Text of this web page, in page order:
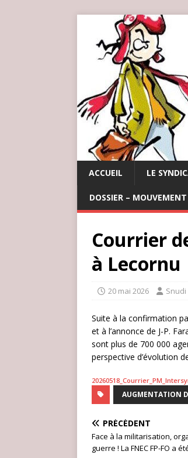
ACCUEIL LE
DOSSIER –
Courrier
à Lecornu
20 mai 2026 Snudi
Suite à la confirmation
et à l’annonce de J-P.
sont plus de 700 000
perspective d’évolution
AUGMENTATION
PRÉCÉDENT
Face à la militarisation,
guerre ! La FNEC FP-FO a